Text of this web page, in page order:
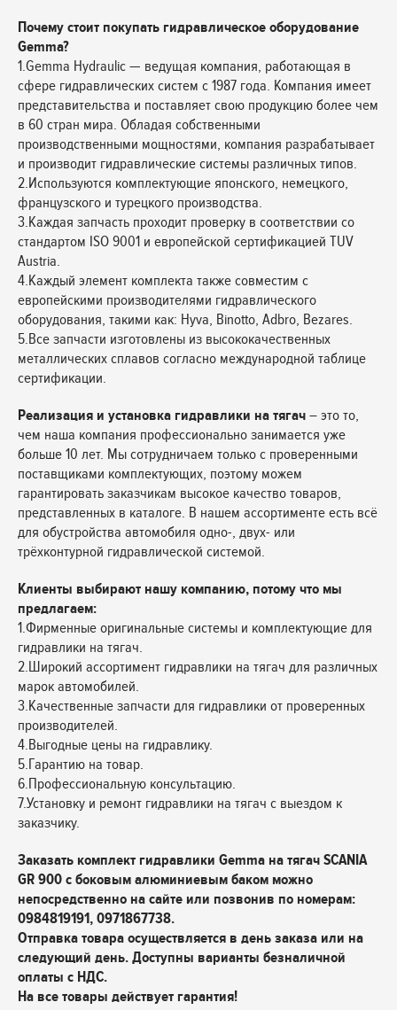
Почему стоит покупать гидравлическое оборудование
Gemma?
1.Gemma Hydraulic — ведущая компания, работающая в
сфере гидравлических систем с 1987 года. Компания имеет
представительства и поставляет свою продукцию более чем
в 60 стран мира. Обладая собственными
производственными мощностями, компания разрабатывает
и производит гидравлические системы различных типов.
2.Используются комплектующие японского, немецкого,
французского и турецкого производства.
3.Каждая запчасть проходит проверку в соответствии со
стандартом ISO 9001 и европейской сертификацией TUV
Austria.
4.Каждый элемент комплекта также совместим с
европейскими производителями гидравлического
оборудования, такими как: Hyva, Binotto, Adbro, Bezares.
5.Все запчасти изготовлены из высококачественных
металлических сплавов согласно международной таблице
сертификации.
Реализация и установка гидравлики на тягач – это то,
чем наша компания профессионально занимается уже
больше 10 лет. Мы сотрудничаем только с проверенными
поставщиками комплектующих, поэтому можем
гарантировать заказчикам высокое качество товаров,
представленных в каталоге. В нашем ассортименте есть всё
для обустройства автомобиля одно-, двух- или
трёхконтурной гидравлической системой.
Клиенты выбирают нашу компанию, потому что мы
предлагаем:
1.Фирменные оригинальные системы и комплектующие для
гидравлики на тягач.
2.Широкий ассортимент гидравлики на тягач для различных
марок автомобилей.
3.Качественные запчасти для гидравлики от проверенных
производителей.
4.Выгодные цены на гидравлику.
5.Гарантию на товар.
6.Профессиональную консультацию.
7.Установку и ремонт гидравлики на тягач с выездом к
заказчику.
Заказать комплект гидравлики Gemma на тягач SCANIA
GR 900 с боковым алюминиевым баком можно
непосредственно на сайте или позвонив по номерам:
0984819191, 0971867738.
Отправка товара осуществляется в день заказа или на
следующий день. Доступны варианты безналичной
оплаты с НДС.
На все товары действует гарантия!